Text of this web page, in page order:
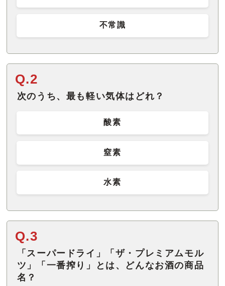
不常識
Q.2
次のうち、最も軽い気体はどれ？
酸素
窒素
水素
Q.3
「スーパードライ」「ザ・プレミアムモル
ツ」「一番搾り」とは、どんなお酒の商品
名？